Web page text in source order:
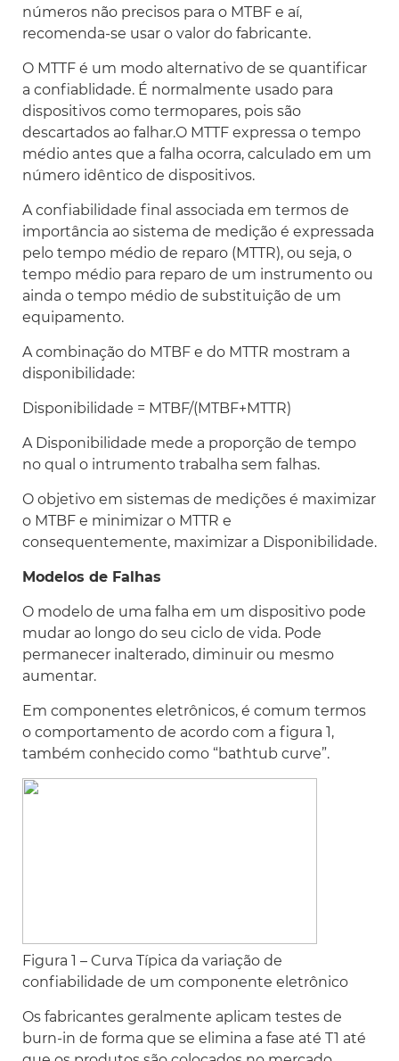
números não precisos para o MTBF e aí,
recomenda-se usar o valor do fabricante.
O MTTF é um modo alternativo de se quantificar
a confiablidade. É normalmente usado para
dispositivos como termopares, pois são
descartados ao falhar.O MTTF expressa o tempo
médio antes que a falha ocorra, calculado em um
número idêntico de dispositivos.
A confiabilidade final associada em termos de
importância ao sistema de medição é expressada
pelo tempo médio de reparo (MTTR), ou seja, o
tempo médio para reparo de um instrumento ou
ainda o tempo médio de substituição de um
equipamento.
A combinação do MTBF e do MTTR mostram a
disponibilidade:
Disponibilidade = MTBF/(MTBF+MTTR)
A Disponibilidade mede a proporção de tempo
no qual o intrumento trabalha sem falhas.
O objetivo em sistemas de medições é maximizar
o MTBF e minimizar o MTTR e
consequentemente, maximizar a Disponibilidade.
Modelos de Falhas
O modelo de uma falha em um dispositivo pode
mudar ao longo do seu ciclo de vida. Pode
permanecer inalterado, diminuir ou mesmo
aumentar.
Em componentes eletrônicos, é comum termos
o comportamento de acordo com a figura 1,
também conhecido como “bathtub curve”.
Figura 1 – Curva Típica da variação de
confiabilidade de um componente eletrônico
Os fabricantes geralmente aplicam testes de
burn-in de forma que se elimina a fase até T1 até